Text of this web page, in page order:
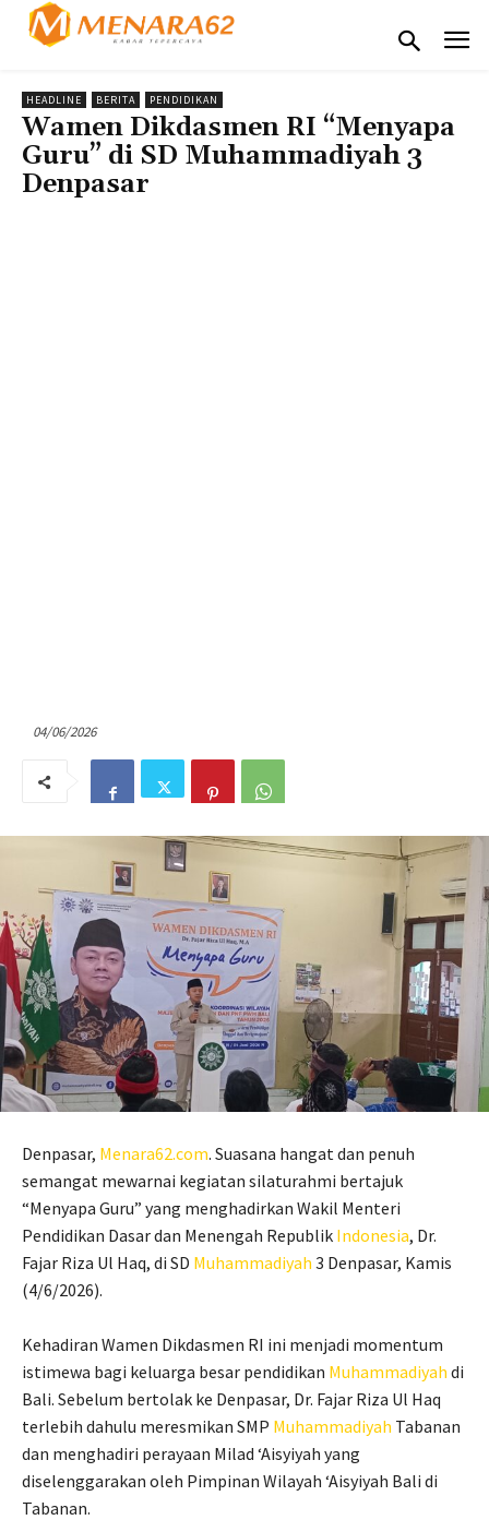
HEADLINE BERITA PENDIDIKAN
Wamen Dikdasmen RI “Menyapa
Guru” di SD Muhammadiyah 3
Denpasar
04/06/2026
Denpasar, Menara62.com. Suasana hangat dan penuh
semangat mewarnai kegiatan silaturahmi bertajuk
“Menyapa Guru” yang menghadirkan Wakil Menteri
Pendidikan Dasar dan Menengah Republik Indonesia, Dr.
Fajar Riza Ul Haq, di SD Muhammadiyah 3 Denpasar, Kamis
(4/6/2026).
Kehadiran Wamen Dikdasmen RI ini menjadi momentum
istimewa bagi keluarga besar pendidikan Muhammadiyah di
Bali. Sebelum bertolak ke Denpasar, Dr. Fajar Riza Ul Haq
terlebih dahulu meresmikan SMP Muhammadiyah Tabanan
dan menghadiri perayaan Milad ‘Aisyiyah yang
diselenggarakan oleh Pimpinan Wilayah ‘Aisyiyah Bali di
Tabanan.